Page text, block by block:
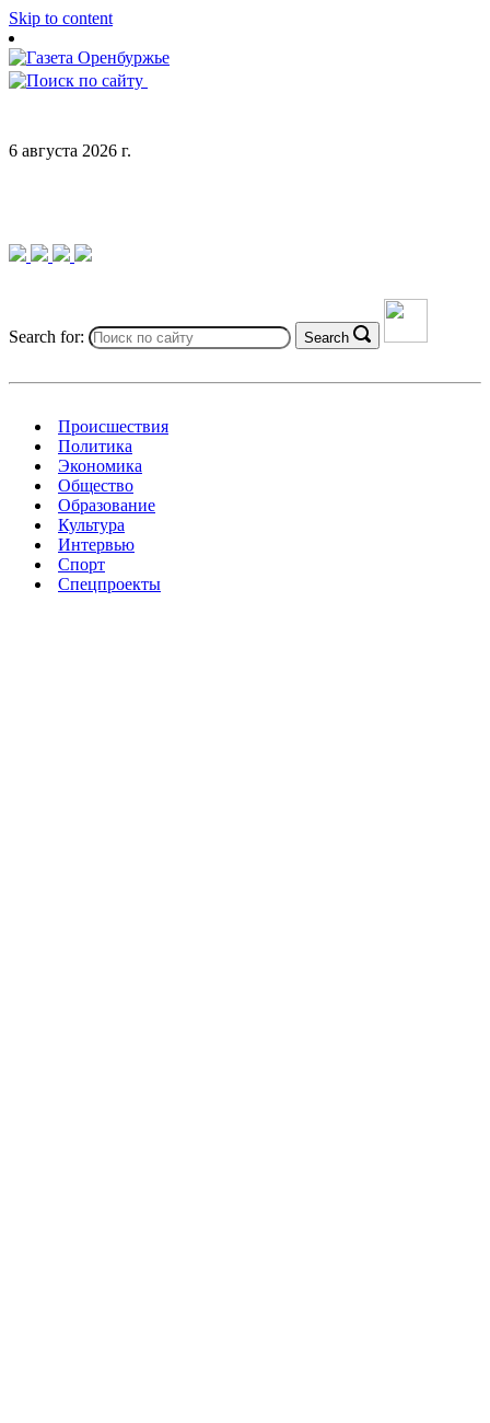
Skip to content
6 августа 2026 г.
Search for: Search
Происшествия
Политика
Экономика
Общество
Образование
Культура
Интервью
Спорт
Спецпроекты